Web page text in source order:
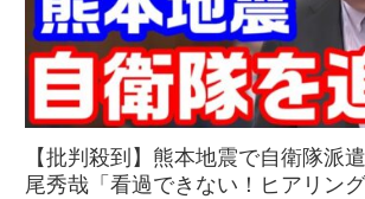
【批判殺到】熊本地震で自衛隊派
尾秀哉「看過できない！ヒアリン